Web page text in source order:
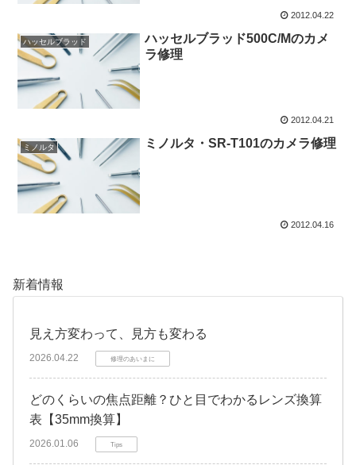
2012.04.22
ハッセルブラッド
ハッセルブラッド500C/Mのカメ
ラ修理
2012.04.21
ミノルタ ミノルタ・SR-T101のカメラ修理
2012.04.16
新着情報
見え方変わって、見方も変わる
2026.04.22 修理のあいまに
どのくらいの焦点距離？ひと目でわかるレンズ換算
表【35mm換算】
2026.01.06 Tips